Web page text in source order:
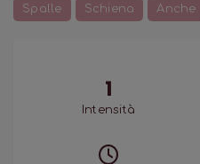
sentiremo la necessità
Spalle Schiena Anche
1
Intensità